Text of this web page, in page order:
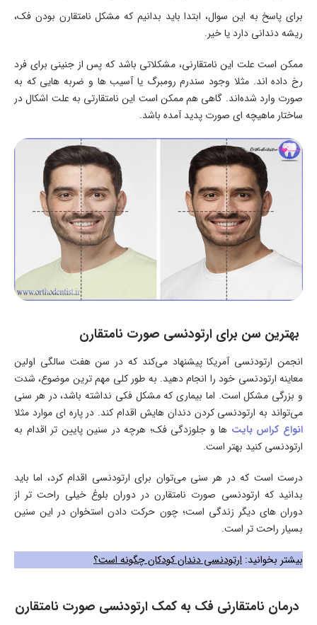
برای پاسخ به این سوال، ابتدا باید بدانیم که مشکل نامتقارن بودن فک،
ریشه دندانی دارد یا خیر.
ممکن است علت این نامتقارنی، مشکلاتی باشد که پس از جنینی برای فرد
رخ داده اند. مثلا وجود سندرم رومبرگ یا آسیب ها و ضربه هایی که به
صورت وارد شده‌اند. گاهی هم ممکن است این نامتقارتی به علت اشکال در
ساختار ماهیچه ای صورت پدید آمده باشد.
بهترین سن برای ارتودنسی صورت نامتقارن
انجمن ارتودنسی آمریکا پیشنهاد می‌کند که در سن هفت سالگی اولین
معاینه ارتودنسی خود را انجام دهید. به طور کلی مهم ترین موضوع، شدت
و بزرگی مشکل است. اما بیماری که مشکل فکی نداشته باشد، در هر سنی
می‌تواند به ارتودنسی کردن دندان هایش اقدام کند. در پاره ای موارد مثلا
انواع کراس بایت ها و جلوزدگی فک؛ هرچه در سنین پایین تر اقدام به
ارتودنسی کنید بهتر است.
درست است که در هر سنی می‌توان برای ارتودنسی اقدام کرد، اما باید
بدانید که ارتودنسی صورت نامتقارن در دوران بلوغ خیلی راحت تر از
دوران های دیگر زندگی است؛ چون حرکت دادن استخوان در این سنین
بسیار راحت تر است.
بیشتر بخوانید: ارتودنسی دندان کودکان چگونه است؟
درمان نامتقارنی فک به کمک ارتودنسی صورت نامتقارن